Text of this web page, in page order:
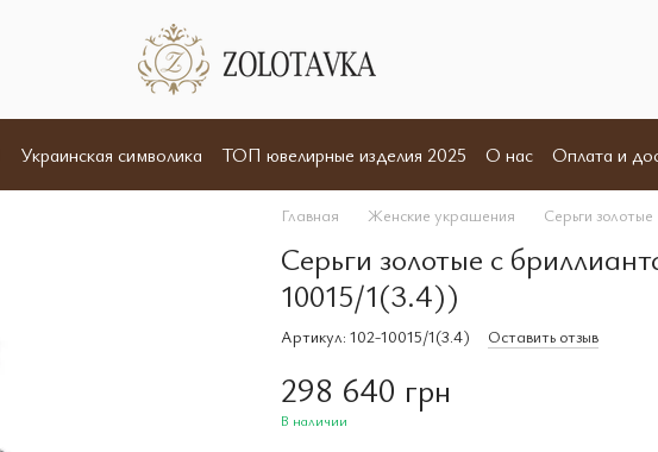
Украинская символика ТОП ювелирные изделия 2025 О нас
Оплата и
Главная Женские украшения Серьги золотые
Серьги золотые с
10015/1(3.4))
Артикул: 102-10015/1(3.4) Оставить отзыв
298 640 грн
В наличии